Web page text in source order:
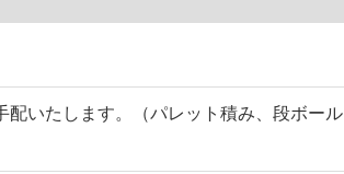
いたします。（パレット積み、段ボール